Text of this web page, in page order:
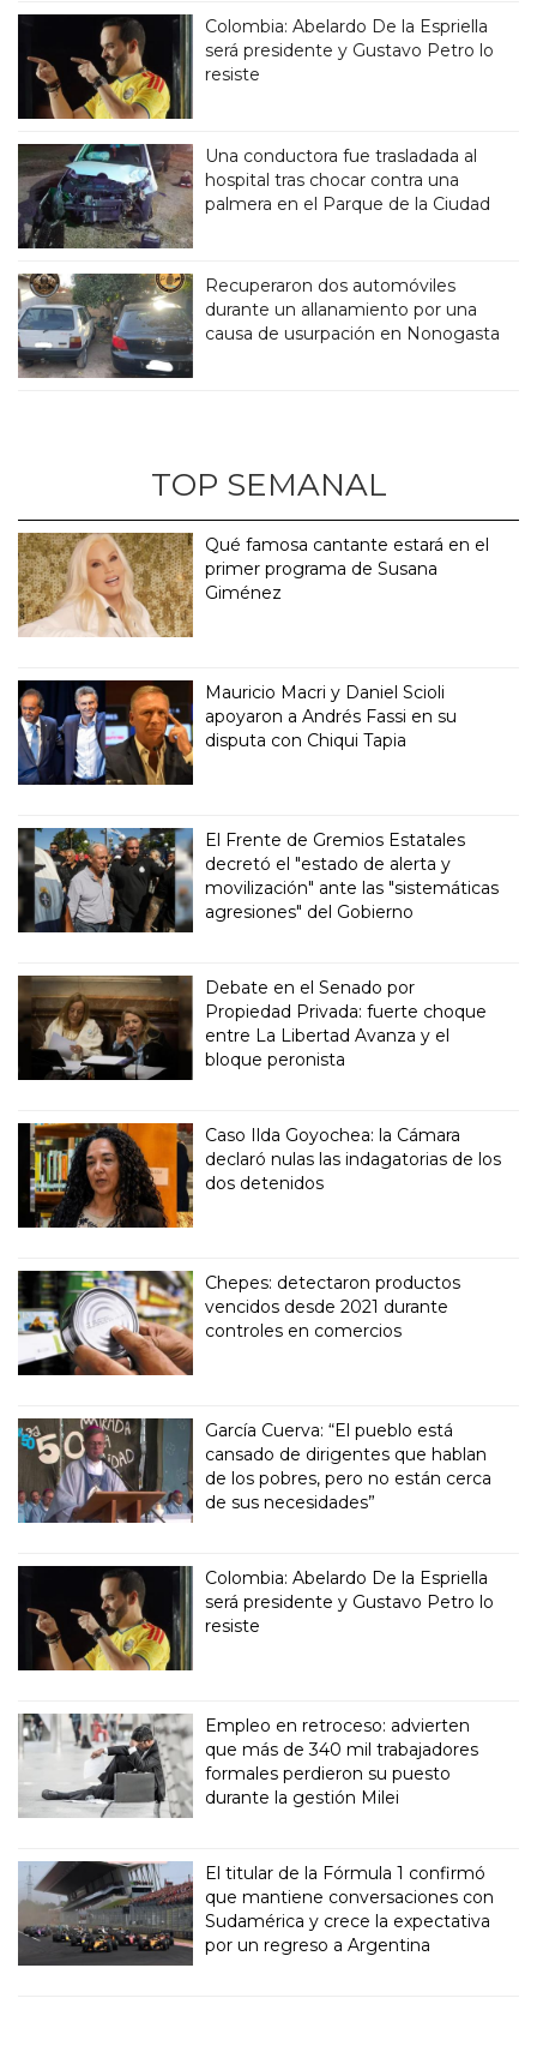
Colombia: Abelardo De la Espriella
será presidente y Gustavo Petro lo
resiste
Una conductora fue trasladada al
hospital tras chocar contra una
palmera en el Parque de la Ciudad
Recuperaron dos automóviles
durante un allanamiento por una
causa de usurpación en Nonogasta
TOP SEMANAL
Qué famosa cantante estará en el
primer programa de Susana
Giménez
Mauricio Macri y Daniel Scioli
apoyaron a Andrés Fassi en su
disputa con Chiqui Tapia
El Frente de Gremios Estatales
decretó el "estado de alerta y
movilización" ante las "sistemáticas
agresiones" del Gobierno
Debate en el Senado por
Propiedad Privada: fuerte choque
entre La Libertad Avanza y el
bloque peronista
Caso Ilda Goyochea: la Cámara
declaró nulas las indagatorias de los
dos detenidos
Chepes: detectaron productos
vencidos desde 2021 durante
controles en comercios
García Cuerva: “El pueblo está
cansado de dirigentes que hablan
de los pobres, pero no están cerca
de sus necesidades”
Colombia: Abelardo De la Espriella
será presidente y Gustavo Petro lo
resiste
Empleo en retroceso: advierten
que más de 340 mil trabajadores
formales perdieron su puesto
durante la gestión Milei
El titular de la Fórmula 1 confirmó
que mantiene conversaciones con
Sudamérica y crece la expectativa
por un regreso a Argentina